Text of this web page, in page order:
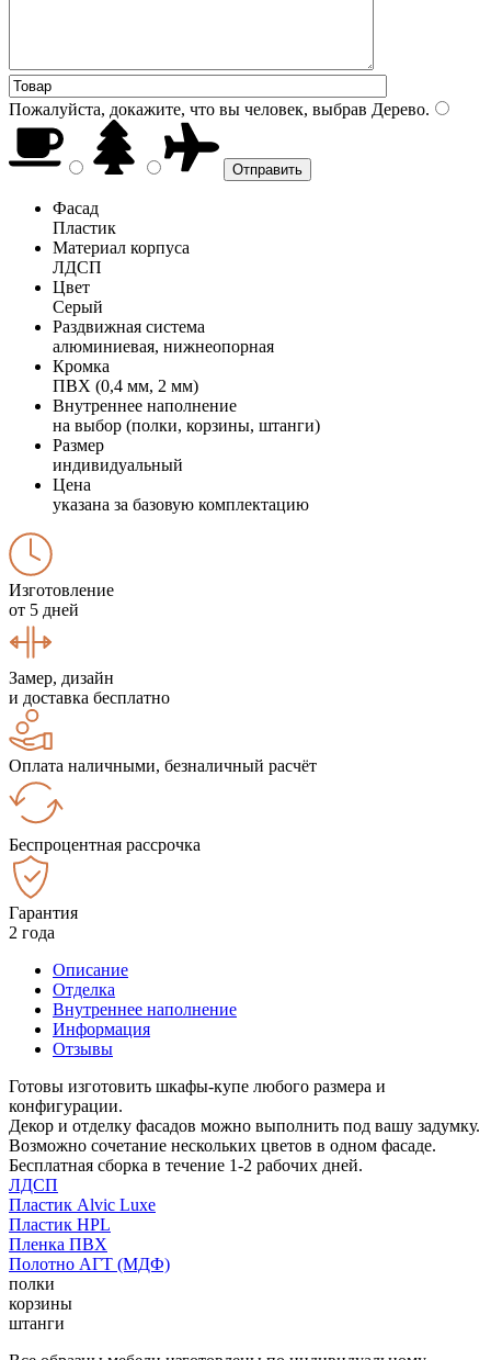
Пожалуйста, докажите, что вы человек, выбрав Дерево.
Фасад
Пластик
Материал корпуса
ЛДСП
Цвет
Серый
Раздвижная система
алюминиевая, нижнеопорная
Кромка
ПВХ (0,4 мм, 2 мм)
Внутреннее наполнение
на выбор (полки, корзины, штанги)
Размер
индивидуальный
Цена
указана за базовую комплектацию
Изготовление
от 5 дней
Замер, дизайн
и доставка бесплатно
Оплата наличными, безналичный расчёт
Беспроцентная рассрочка
Гарантия
2 года
Описание
Отделка
Внутреннее наполнение
Информация
Отзывы
Готовы изготовить шкафы-купе любого размера и
конфигурации.
Декор и отделку фасадов можно выполнить под вашу задумку.
Возможно сочетание нескольких цветов в одном фасаде.
Бесплатная сборка в течение 1-2 рабочих дней.
ЛДСП
Пластик Alvic Luxe
Пластик HPL
Пленка ПВХ
Полотно АГТ (МДФ)
полки
корзины
штанги